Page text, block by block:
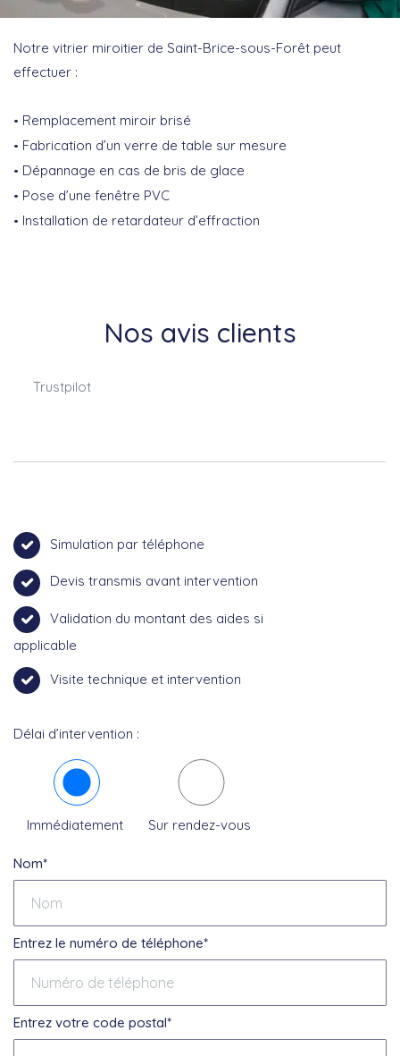
Notre vitrier miroitier de Saint-Brice-sous-Forêt peut
effectuer :
Remplacement miroir brisé
Fabrication d’un verre de table sur mesure
Dépannage en cas de bris de glace
Pose d’une fenêtre PVC
Installation de retardateur d’effraction
Nos avis clients
Trustpilot
Simulation par téléphone
Devis transmis avant intervention
Validation du montant des aides si
applicable
Visite technique et intervention
Délai d’intervention :
Immédiatement Sur rendez-vous
Nom*
Entrez le numéro de téléphone*
Entrez votre code postal*